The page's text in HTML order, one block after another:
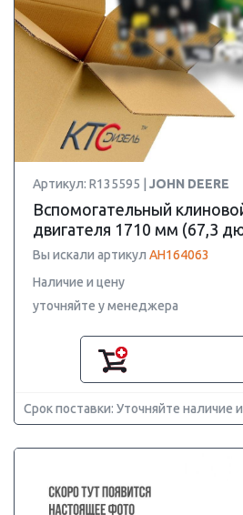
Артикул: R135595 | JOHN DEERE
Вспомогательный
двигателя 1710 мм (67,3
Вы искали артикул AH164063
Наличие и цену
уточняйте у менеджера
Срок поставки: Уточняйте наличие